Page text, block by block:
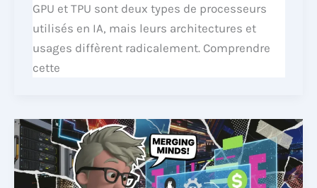
GPU et TPU sont deux types de processeurs
utilisés en IA, mais leurs architectures et
usages diffèrent radicalement. Comprendre
cette